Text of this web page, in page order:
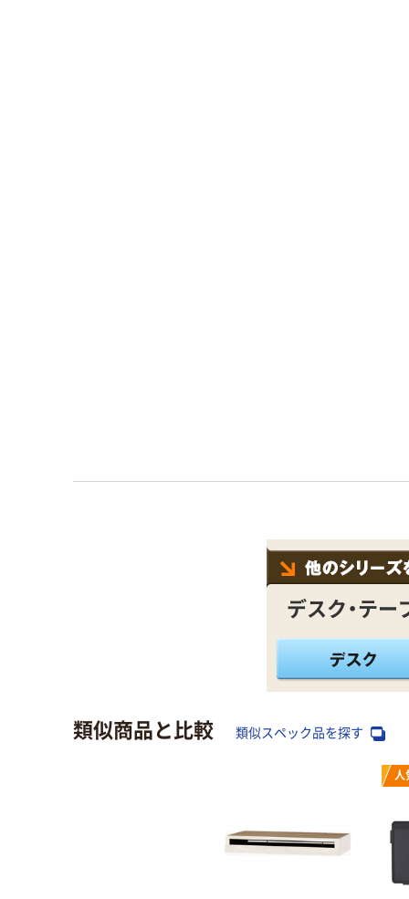
デスク・テ
類似商品と比較 類似スペック品を探す
人